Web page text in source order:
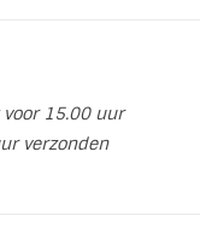
15.00 uur
verzonden